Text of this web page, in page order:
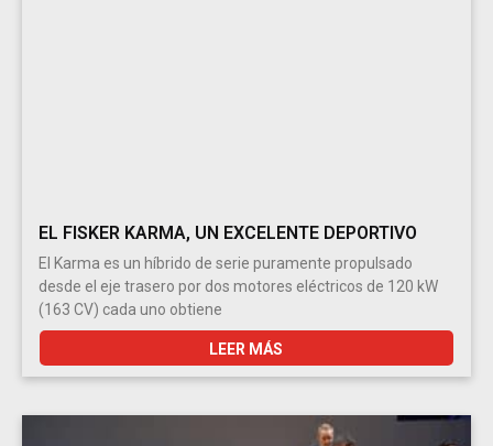
EL FISKER KARMA, UN EXCELENTE DEPORTIVO
El Karma es un híbrido de serie puramente propulsado
desde el eje trasero por dos motores eléctricos de 120 kW
(163 CV) cada uno obtiene
LEER MÁS